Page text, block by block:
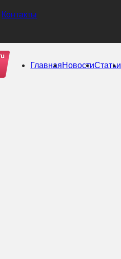
Контакты
ГлавнаяНовостиСтатьи